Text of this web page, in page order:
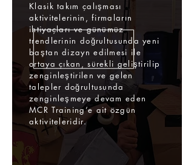
Klasik takım çalışması
aktivitelerinin, firmaların
ihtiyaçları ve günümüz
trendlerinin doğrultusunda yeni
baştan dizayn edilmesi ile
ortaya çıkan, sürekli geliştirilip
zenginleştirilen ve gelen
talepler doğrultusunda
zenginleşmeye devam eden
MCR Training’e ait özgün
aktiviteleridir.